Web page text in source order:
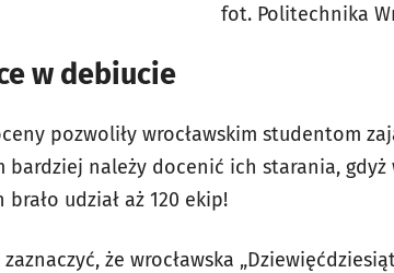
fot. Politechnika
w debiucie
pozwoliły wrocławskim studentom
bardziej należy docenić ich starania,
udział aż 120 ekip!
że wrocławska